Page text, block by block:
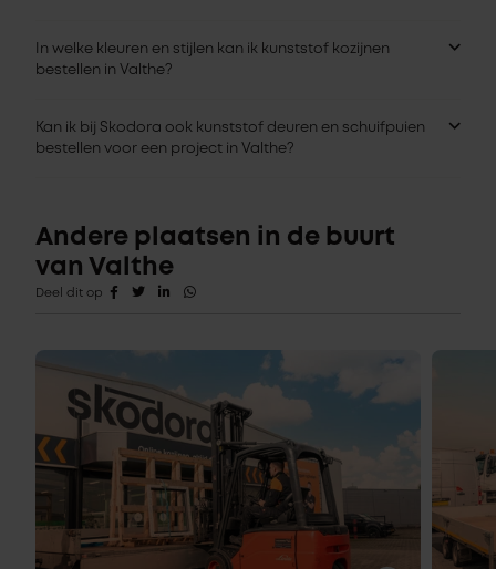
In welke kleuren en stijlen kan ik kunststof kozijnen
bestellen in Valthe?
Kan ik bij Skodora ook kunststof deuren en schuifpuien
bestellen voor een project in Valthe?
Andere plaatsen in de buurt
van Valthe
Deel dit op